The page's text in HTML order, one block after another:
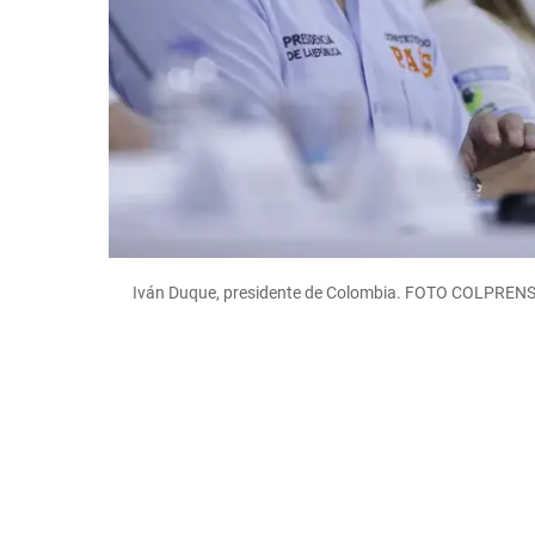
Iván Duque, presidente de Colombia. FOTO